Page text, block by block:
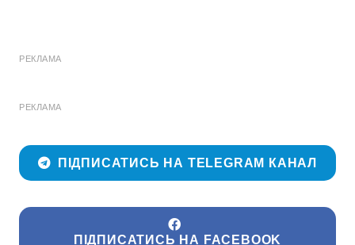
РЕКЛАМА
РЕКЛАМА
ПІДПИСАТИСЬ НА TELEGRAM КАНАЛ
ПІДПИСАТИСЬ НА FACEBOOK